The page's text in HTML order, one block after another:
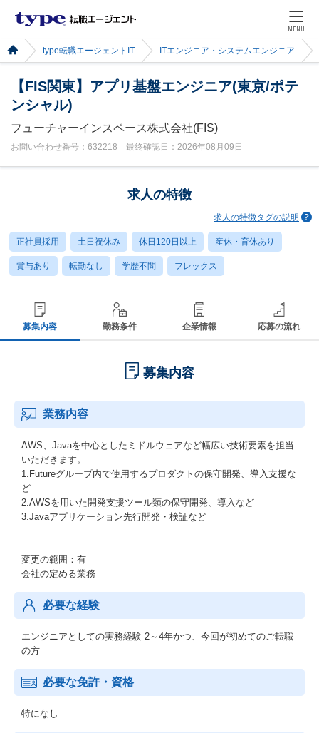
MENU
type転職エージェントIT ITエンジニア・システムエンジニア
【FIS関東】アプリ基盤エンジニア(東京/ポテ
ンシャル)
フューチャーインスペース株式会社(FIS)
お問い合わせ番号：632218 最終確認日：2026年08月09日
求人の特徴
求人の特徴タグの説明
正社員採用 土日祝休み 休日120日以上 産休・育休あり
賞与あり 転勤なし 学歴不問 フレックス
募集内容 勤務条件 企業情報 応募の流れ
募集内容
業務内容
AWS、Javaを中心としたミドルウェアなど幅広い技術要素を担当
いただきます。
1.Futureグループ内で使用するプロダクトの保守開発、導入支援な
ど
2.AWSを用いた開発支援ツール類の保守開発、導入など
3.Javaアプリケーション先行開発・検証など
変更の範囲：有
会社の定める業務
必要な経験
エンジニアとしての実務経験 2～4年かつ、今回が初めてのご転職
の方
必要な免許・資格
特になし